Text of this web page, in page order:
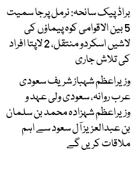
براڈ پیک سانحہ: نرمل پرجا سمیت
5 بین الاقوامی کوہ پیماؤں کی
لاشیں اسکردو منتقل، 2 لاپتا افراد
کی تلاش جاری
وزیراعظم شہباز شریف سعودی
عرب روانہ، سعودی ولی عہد و
وزیراعظم شہزادہ محمد بن سلمان
بن عبدالعزیز آل سعود سے اہم
ملاقات کریں گے